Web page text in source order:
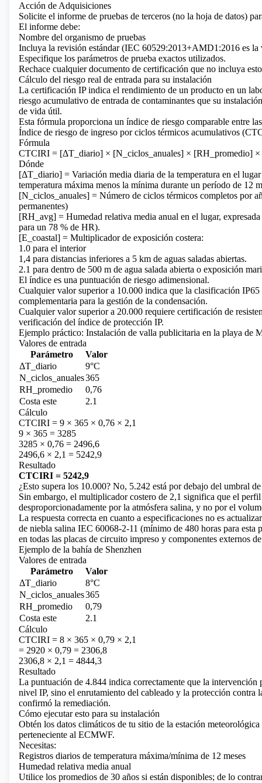
Acción de Adquisiciones
Solicite el informe de pruebas de terceros (no la hoja de datos)
El informe debe:
Nombre del organismo de pruebas
Incluya la revisión estándar (IEC 60529:2013+AMD1:2016 es la
Especifique los parámetros de prueba exactos utilizados.
Rechace cualquier documento de certificación que no incluya
Cálculo del riesgo real de entrada para su instalación
La certificación IP indica el rendimiento de un producto en un
riesgo acumulativo de entrada de contaminantes que su
de vida útil.
Esta fórmula proporciona un índice de riesgo comparable entre
Índice de riesgo de ingreso por ciclos térmicos acumulativos
Fórmula
CTCIRI = [ΔT_diario] × [N_ciclos_anuales] × [RH_promedio] ×
Dónde
[ΔT_diario] = Variación media diaria de la temperatura en el
temperatura máxima menos la mínima durante un período de 12
[N_ciclos_anuales] = Número de ciclos térmicos completos por
permanentes)
[RH_avg] = Humedad relativa media anual en el lugar,
para un 78 % de HR).
[E_coastal] = Multiplicador de exposición costera:
1.0 para el interior
1,4 para distancias inferiores a 5 km de aguas saladas abiertas.
2.1 para dentro de 500 m de agua salada abierta o exposición
El índice es una puntuación de riesgo adimensional.
Cualquier valor superior a 10.000 indica que la clasificación
complementaria para la gestión de la condensación.
Cualquier valor superior a 20.000 requiere certificación de
verificación del índice de protección IP.
Ejemplo práctico: Instalación de valla publicitaria en la playa de
Valores de entrada
Parámetro
Valor
ΔT_diario
9°C
N_ciclos_anuales365
RH_promedio
0,76
Costa este
2.1
Cálculo
CTCIRI = 9 × 365 × 0,76 × 2,1
9 × 365 = 3285
3285 × 0,76 = 2496,6
2496,6 × 2,1 = 5242,9
Resultado
CTCIRI = 5242,9
¿Esto supera los 10.000? No, 5.242 está por debajo del umbral
Sin embargo, el multiplicador costero de 2,1 significa que el
desproporcionadamente por la atmósfera salina, y no por el
La respuesta correcta en cuanto a especificaciones no es
de niebla salina IEC 60068-2-11 (mínimo de 480 horas para
en todas las placas de circuito impreso y componentes externos
Ejemplo de la bahía de Shenzhen
Valores de entrada
Parámetro
Valor
ΔT_diario
8°C
N_ciclos_anuales365
RH_promedio
0,79
Costa este
2.1
Cálculo
CTCIRI = 8 × 365 × 0,79 × 2,1
= 2920 × 0,79 = 2306,8
2306,8 × 2,1 = 4844,3
Resultado
La puntuación de 4.844 indica correctamente que la intervención
nivel IP, sino el enrutamiento del cableado y la protección contra
confirmó la remediación.
Cómo ejecutar esto para su instalación
Obtén los datos climáticos de tu sitio de la estación
perteneciente al ECMWF.
Necesitas:
Registros diarios de temperatura máxima/mínima de 12 meses
Humedad relativa media anual
Utilice los promedios de 30 años si están disponibles; de lo